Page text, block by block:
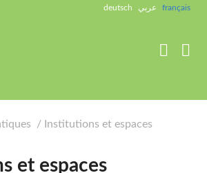
deutsch عربي français


Institutions et espaces
et espaces